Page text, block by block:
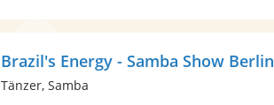
Brazil's Energy - Samba Show Berlin
Tänzer, Samba